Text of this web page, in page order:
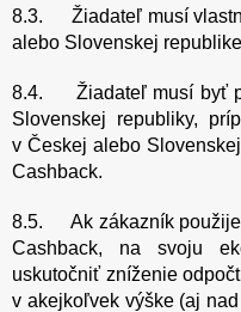
8.3. Žiadateľ musí
alebo Slovenskej
8.4. Žiadateľ musí byť
Slovenskej republiky,
v Českej alebo
Cashback.
8.5. Ak zákazník použije
Cashback, na svoju
uskutočniť zníženie
v akejkoľvek výške (aj